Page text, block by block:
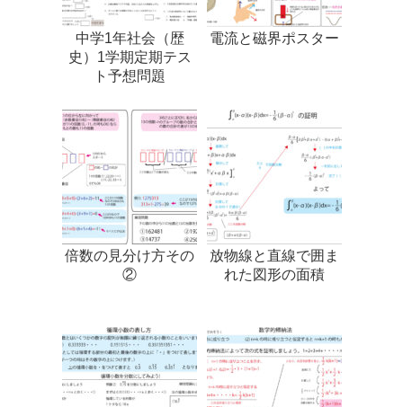
中学1年社会（歴
史）1学期定期テス
ト予想問題
電流と磁界ポスター
倍数の見分け方その
②
放物線と直線で囲ま
れた図形の面積